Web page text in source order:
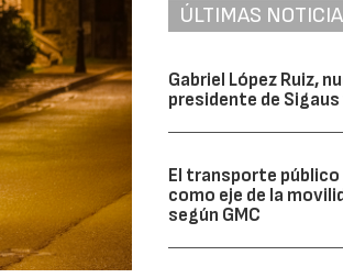
ÚLTIMAS
Gabriel López Ruiz,
presidente de Sigaus
El transporte
como eje de la
según GMC